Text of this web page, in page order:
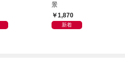
景
1,870
新着